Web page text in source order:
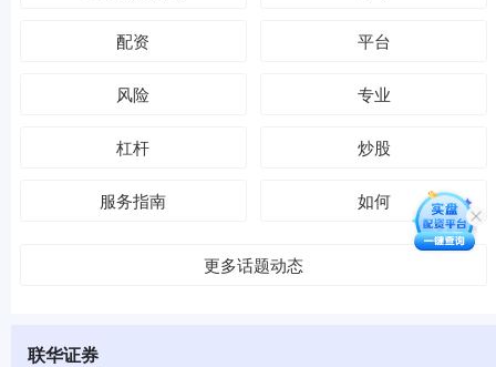
配资 平台
风险 专业
杠杆 炒股
服务指南 如何
更多话题动态
联华证券